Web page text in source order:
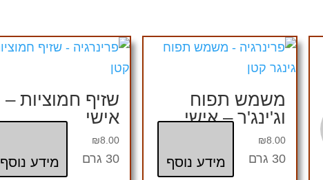
משמש תפוח
וג'ינג'ר – אישי
₪8.00
מידע נוסף 30 גרם
שזיף חמוציות –
אישי
₪8.00
מידע נוסף 30 גרם